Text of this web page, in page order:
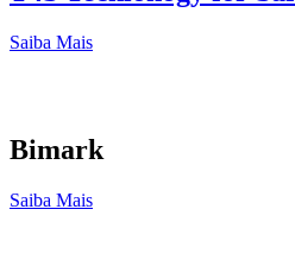
Saiba Mais
Bimark
Saiba Mais